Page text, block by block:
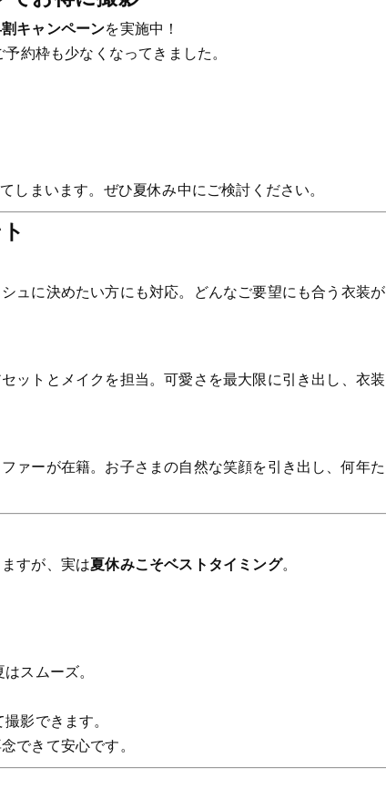
キャンペーンを実施中！
約枠も少なくなってきました。
しまいます。ぜひ夏休み中にご検討ください。
ュに決めたい方にも対応。どんなご要望にも合う衣装が
ットとメイクを担当。可愛さを最大限に引き出し、衣装
ァーが在籍。お子さまの自然な笑顔を引き出し、何年た
すが、実は夏休みこそベストタイミング。
スムーズ。
影できます。
できて安心です。